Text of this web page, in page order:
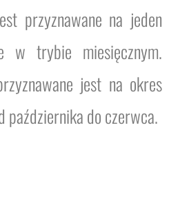
przyznawane na jeden
w trybie miesięcznym.
jest na okres
października do czerwca.